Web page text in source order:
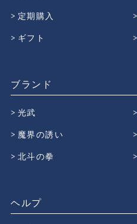
定期購入
ギフト
ブランド
光武
魔界の誘い
北斗の拳
ヘルプ